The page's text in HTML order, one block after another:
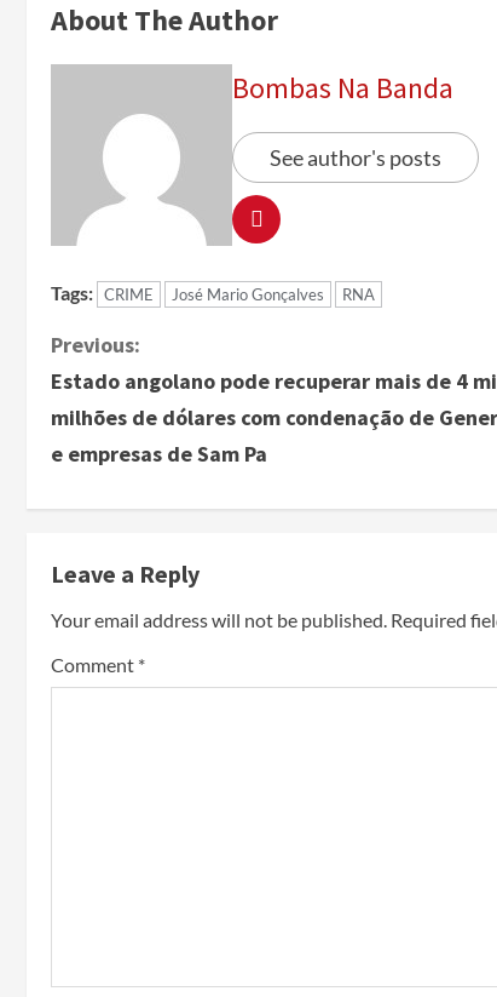
About The Author
Bombas Na Banda
See author's posts
Tags: CRIME José Mario Gonçalves RNA
Previous:
Estado angolano pode recuperar mais de 4
milhões de dólares com condenação de
e empresas de Sam Pa
Leave a Reply
Your email address will not be published. Required
Comment *